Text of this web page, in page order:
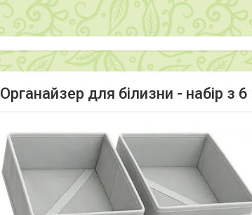
Органайзер для білизни - набір з